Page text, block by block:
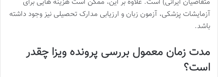
آزمایشات پزشکی، آزمون زبان و ارزیابی مدارک تحصیلی نیز وجود داشته
باشد.
مدت زمان معمول بررسی پرونده ویزا چقدر
است؟